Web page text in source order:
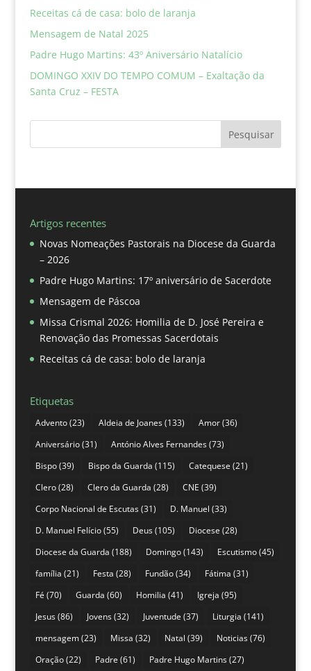
Receitas cá de casa: bolo de laranja
Mensagem de Natal 2025
Padre Hugo Martins: 43º Aniversário Natalício
DOMINGO XXIV DO TEMPO COMUM – Exaltação da
Santa Cruz – FESTA
Pesquisar
Artigos recentes
Novas Nomeações Pastorais na Diocese da Guarda
– 2026
Padre Hugo Martins: 17º aniversário de Sacerdote
Mensagem de Páscoa
Missa Crismal 2026: Homilia de D. José Pereira e
Renovação das Promessas Sacerdotais
Receitas cá de casa: bolo de laranja
Etiquetas
Advento(23) Aldeia de Joanes(133) Amor(36)
Aniversário(31) António Alves Fernandes(73)
Bispo(39) Bispo da Guarda (115) Catequese (21)
Clero(28) Clero da Guarda (28) CNE (39)
Corpo Nacional de Escutas(31) D. Manuel (33)
D. Manuel Felício(55) Deus(105) Diocese (28)
Diocese da Guarda (188) Domingo(143) Escutismo(45)
família (21) Festa (28) Fundão(34) Fátima (31)
Fé (70) Guarda (60) Homilia (41) Igreja (95)
Jesus(86) Jovens(32) Juventude (37) Liturgia (141)
mensagem(23) Missa (32) Natal (39) Noticias(76)
Oração(22) Padre (61) Padre Hugo Martins(27)